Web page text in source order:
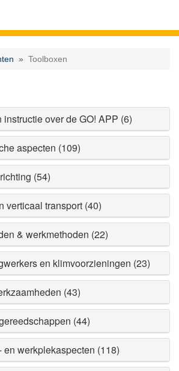
Toolboxen
over de GO! APP (6)
aspecten (109)
(54)
verticaal transport (40)
& werkmethoden (22)
en klimvoorzieningen (23)
(43)
(44)
en werkplekaspecten (118)